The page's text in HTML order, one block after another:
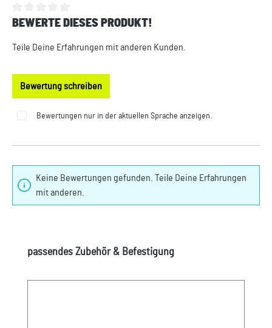
Durchschnittliche Bewertung von 0 von 5 Sternen
BEWERTE DIESES PRODUKT!
Teile Deine Erfahrungen mit anderen Kunden.
Bewertung schreiben
Bewertungen nur in der aktuellen Sprache anzeigen.
Keine Bewertungen gefunden. Teile Deine Erfahrungen
mit anderen.
Produktgalerie überspringen
passendes Zubehör & Befestigung